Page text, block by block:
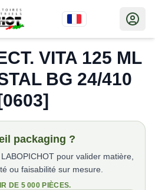
VITA 125 ML
BG 24/410
packaging ?
pour valider matière,
ou faisabilité sur mesure.
DE 5 000 PIÈCES.